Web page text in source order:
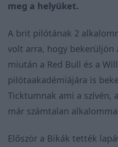
meg a helyüket.
A brit pilótának 2
volt arra, hogy bekerüljön
miután a Red Bull és a
pilótaakadémiájára is
Ticktumnak ami a szívén,
már számtalan
Először a Bikák tették